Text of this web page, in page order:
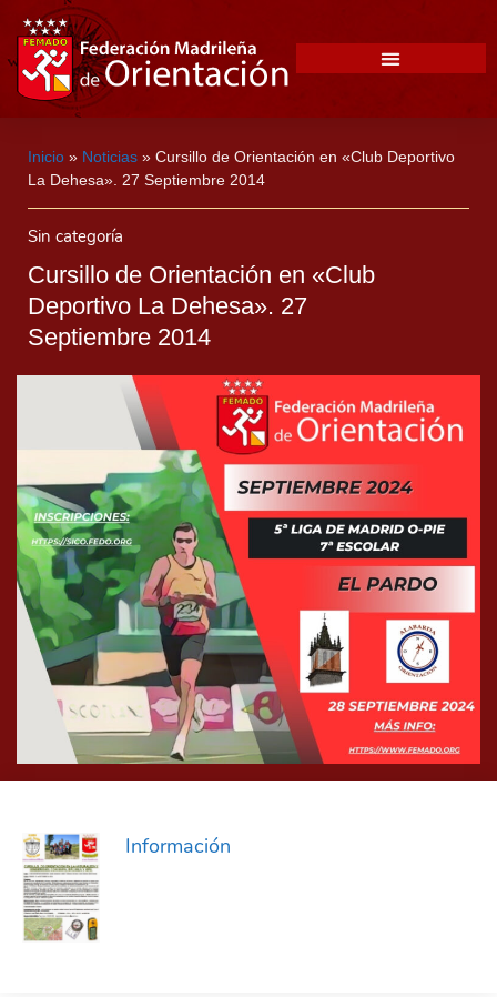
Inicio » Noticias » Cursillo de Orientación en «Club Deportivo
La Dehesa». 27 Septiembre 2014
Sin categoría
Cursillo de Orientación en «Club
Deportivo La Dehesa». 27
Septiembre 2014
Información